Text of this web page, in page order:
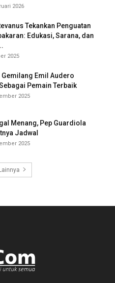
2026
Tekankan Penguatan
Edukasi, Sarana, dan
2025
Emil Audero
Pemain Terbaik
2025
Menang, Pep Guardiola
Jadwal
2025